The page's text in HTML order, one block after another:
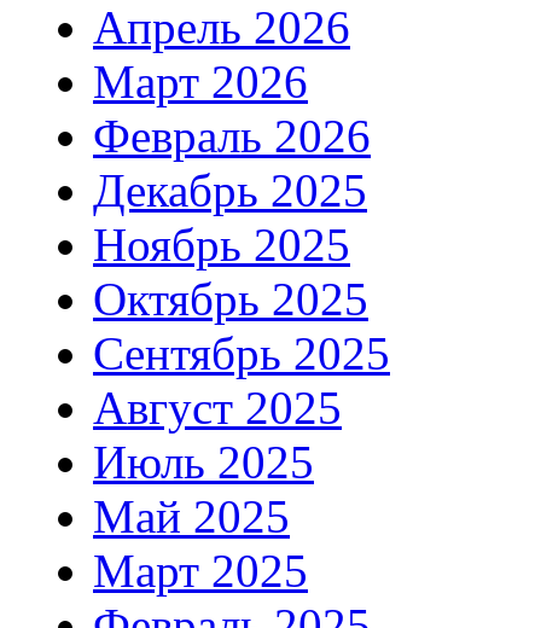
Апрель 2026
Март 2026
Февраль 2026
Декабрь 2025
Ноябрь 2025
Октябрь 2025
Сентябрь 2025
Август 2025
Июль 2025
Май 2025
Март 2025